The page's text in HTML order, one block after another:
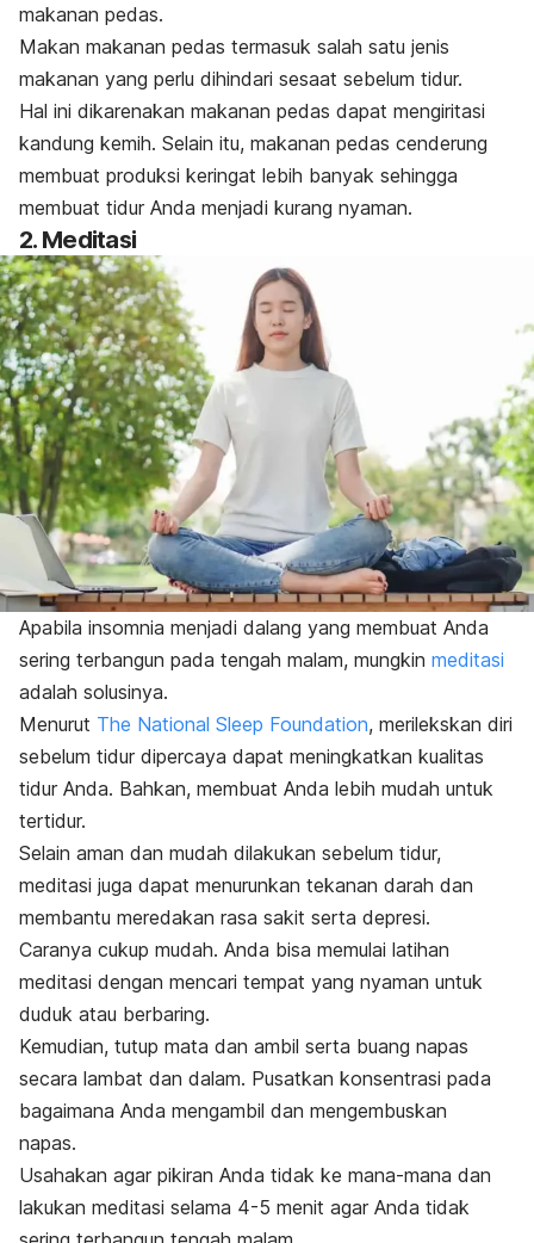
makanan pedas.
Makan makanan pedas termasuk salah satu jenis
makanan yang perlu dihindari sesaat sebelum tidur.
Hal ini dikarenakan makanan pedas dapat mengiritasi
kandung kemih. Selain itu, makanan pedas cenderung
membuat produksi keringat lebih banyak sehingga
membuat tidur Anda menjadi kurang nyaman.
2. Meditasi
Apabila insomnia menjadi dalang yang membuat Anda
sering terbangun pada tengah malam, mungkin meditasi
adalah solusinya.
Menurut The National Sleep Foundation, merilekskan diri
sebelum tidur dipercaya dapat meningkatkan kualitas
tidur Anda. Bahkan, membuat Anda lebih mudah untuk
tertidur.
Selain aman dan mudah dilakukan sebelum tidur,
meditasi juga dapat menurunkan tekanan darah dan
membantu meredakan rasa sakit serta depresi.
Caranya cukup mudah. Anda bisa memulai latihan
meditasi dengan mencari tempat yang nyaman untuk
duduk atau berbaring.
Kemudian, tutup mata dan ambil serta buang napas
secara lambat dan dalam. Pusatkan konsentrasi pada
bagaimana Anda mengambil dan mengembuskan
napas.
Usahakan agar pikiran Anda tidak ke mana-mana dan
lakukan meditasi selama 4-5 menit agar Anda tidak